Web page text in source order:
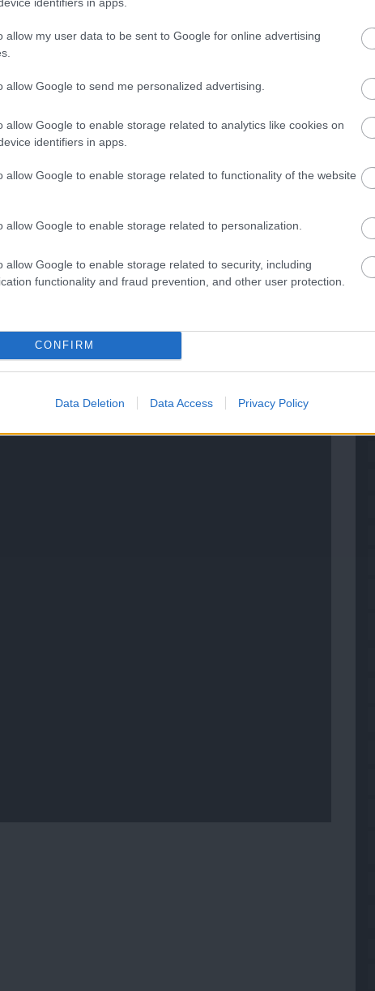
allow my user data to be sent to Google for online advertising
allow Google to send me personalized advertising.
allow Google to enable storage related to analytics like cookies on
identifiers in apps.
allow Google to enable storage related to functionality of the website
allow Google to enable storage related to personalization.
allow Google to enable storage related to security, including
functionality and fraud prevention, and other user protection.
CONFIRM
Data Deletion Data Access Privacy Policy